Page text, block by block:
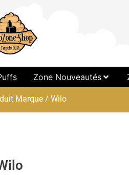
Zone Nouveautés
Marque / Wilo